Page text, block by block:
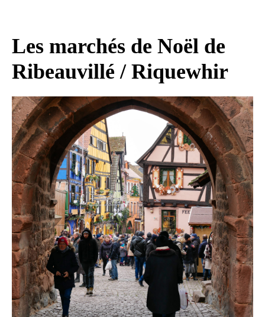
Les marchés de Noël de
Ribeauvillé / Riquewhir